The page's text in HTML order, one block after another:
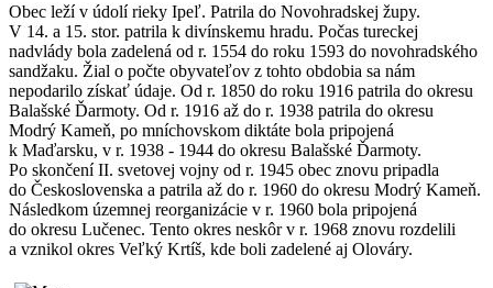
Obec leží v údolí rieky Ipeľ. Patrila do Novohradskej župy.
V 14. a 15. stor. patrila k divínskemu hradu. Počas tureckej
nadvlády bola zadelená od r. 1554 do roku 1593 do novohradského
sandžaku. Žial o počte obyvateľov z tohto obdobia sa nám
nepodarilo získať údaje. Od r. 1850 do roku 1916 patrila do okresu
Balašské Ďarmoty. Od r. 1916 až do r. 1938 patrila do okresu
Modrý Kameň, po mníchovskom diktáte bola pripojená
k Maďarsku, v r. 1938 - 1944 do okresu Balašské Ďarmoty.
Po skončení II. svetovej vojny od r. 1945 obec znovu pripadla
do Československa a patrila až do r. 1960 do okresu Modrý Kameň.
Následkom územnej reorganizácie v r. 1960 bola pripojená
do okresu Lučenec. Tento okres neskôr v r. 1968 znovu rozdelili
a vznikol okres Veľký Krtíš, kde boli zadelené aj Olováry.